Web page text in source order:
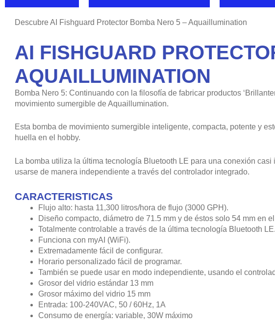
Descubre AI Fishguard Protector Bomba Nero 5 – Aquaillumination
AI FISHGUARD
AQUAILLUMINATION
Bomba Nero 5: Continuando con la filosofía de fabricar productos
movimiento sumergible de Aquaillumination.
Esta bomba de movimiento sumergible inteligente, compacta, potente y
huella en el hobby.
La bomba utiliza la última tecnología Bluetooth LE para una conexión
usarse de manera independiente a través del controlador integrado.
CARACTERISTICAS
Flujo alto: hasta 11,300 litros/hora de flujo (3000 GPH).
Diseño compacto, diámetro de 71.5 mm y de éstos solo 54 mm en
Totalmente controlable a través de la última tecnología Bluetooth LE.
Funciona con myAI (WiFi).
Extremadamente fácil de configurar.
Horario personalizado fácil de programar.
También se puede usar en modo independiente, usando el
Grosor del vidrio estándar 13 mm
Grosor máximo del vidrio 15 mm
Entrada: 100-240VAC, 50 / 60Hz, 1A
Consumo de energía: variable, 30W máximo